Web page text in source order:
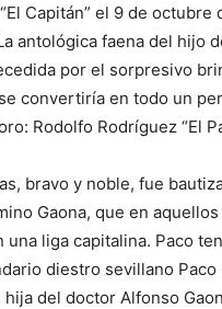
Capitán” el 9 de octubre
antológica faena del hijo
por el sorpresivo
convertiría en todo un
Rodolfo Rodríguez “El
bravo y noble, fue
Gaona, que en
una liga capitalina. Paco
diestro sevillano Paco
hija del doctor Alfonso